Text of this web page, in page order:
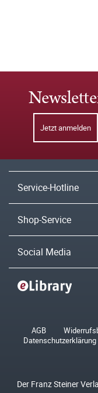
Jetzt anmelden
Service-Hotline
Shop-Service
Social Media
AGB
Datenschutzerklärung
Der Franz Steiner